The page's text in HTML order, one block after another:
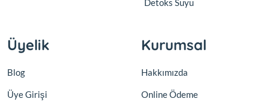
Detoks Suyu
Üyelik
Blog
Üye Girişi
Kurumsal
Hakkımızda
Online Ödeme